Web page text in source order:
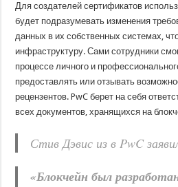
Для создателей сертификатов
будет подразумевать изменения
данных в их собственных системах,
инфраструктуру. Сами сотрудники
процессе личного и
предоставлять или отзывать
рецензентов. PwC берет на себя
всех документов, хранящихся на
Стив Дэвис из в PwC
«Блокчейн был